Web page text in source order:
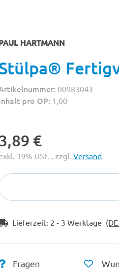
HARTMANN
00983043
pro OP: 1,00
€
19% USt. , zzgl. Versand
Lieferzeit: 2 - 3 Werktage
Fragen